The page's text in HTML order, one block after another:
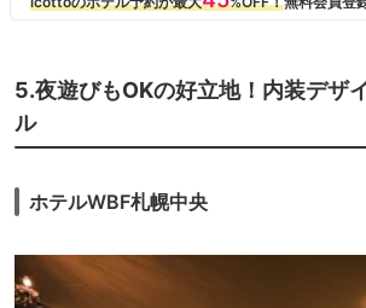
も新しい雰囲気なのに、洗面台にはおそらくアイ
5.夜遊びもOKの好立地！内装デザ
ル
ホテルWBF札幌中央